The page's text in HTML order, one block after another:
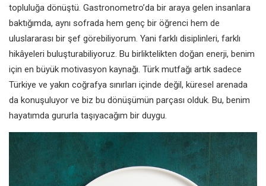
topluluğa dönüştü. Gastronometro’da bir araya gelen insanlara
baktığımda, aynı sofrada hem genç bir öğrenci hem de
uluslararası bir şef görebiliyorum. Yani farklı disiplinleri, farklı
hikâyeleri buluşturabiliyoruz. Bu birliktelikten doğan enerji, benim
için en büyük motivasyon kaynağı. Türk mutfağı artık sadece
Türkiye ve yakın coğrafya sınırları içinde değil, küresel arenada
da konuşuluyor ve biz bu dönüşümün parçası olduk. Bu, benim
hayatımda gururla taşıyacağım bir duygu.